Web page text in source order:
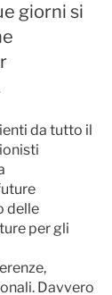
giorni si
da tutto il
delle
per gli
Davvero